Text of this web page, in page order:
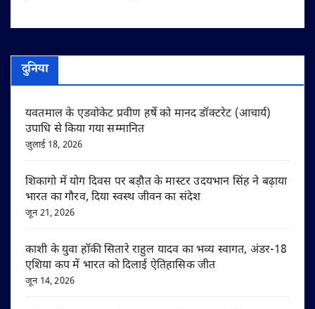
दुनिया
यवतमाल के एडवोकेट प्रवीण हर्षे को मानद डॉक्टरेट (आचार्य)
उपाधि से किया गया सम्मानित
जुलाई 18, 2026
शिकागो में योग दिवस पर बड़ौत के मास्टर उदयभान सिंह ने बढ़ाया
भारत का गौरव, दिया स्वस्थ जीवन का संदेश
जून 21, 2026
काशी के युवा हॉकी सितारे राहुल यादव का भव्य स्वागत, अंडर-18
एशिया कप में भारत को दिलाई ऐतिहासिक जीत
जून 14, 2026